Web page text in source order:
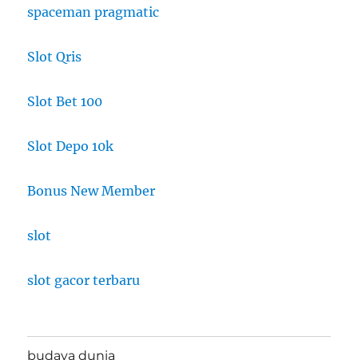
spaceman pragmatic
Slot Qris
Slot Bet 100
Slot Depo 10k
Bonus New Member
slot
slot gacor terbaru
budaya dunia